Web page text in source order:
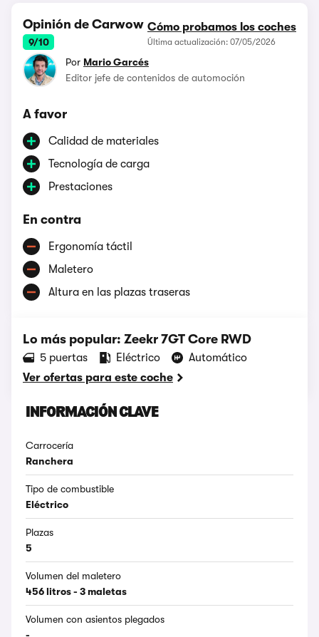
Opinión de Carwow
9/10
Cómo probamos los coches
Última actualización: 07/05/2026
Por Mario Garcés
Editor jefe de contenidos de automoción
A favor
Calidad de materiales
Tecnología de carga
Prestaciones
En contra
Ergonomía táctil
Maletero
Altura en las plazas traseras
Lo más popular: Zeekr 7GT Core RWD
5 puertas Eléctrico
Automático
Ver ofertas para este coche
INFORMACIÓN CLAVE
Carrocería
Ranchera
Tipo de combustible
Eléctrico
Plazas
5
Volumen del maletero
456 litros - 3 maletas
Volumen con asientos plegados